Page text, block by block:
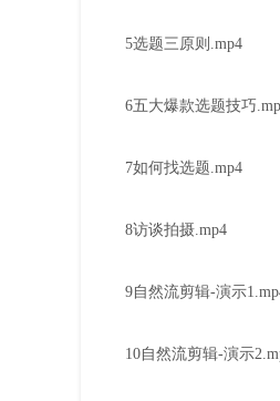
5选题三原则.mp4
6五大爆款选题技巧
7如何找选题.mp4
8访谈拍摄.mp4
9自然流剪辑-演示
10自然流剪辑-演示